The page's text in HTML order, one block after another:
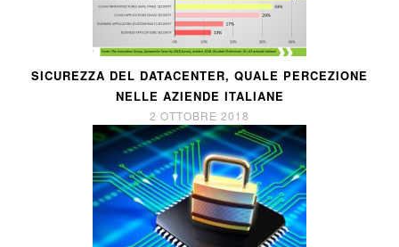
SICUREZZA DEL DATACENTER, QUALE PERCEZIONE
NELLE AZIENDE ITALIANE
2 OTTOBRE 2018